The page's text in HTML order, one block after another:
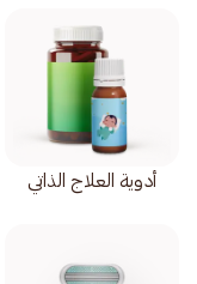
أدوية العلاج الذاتي